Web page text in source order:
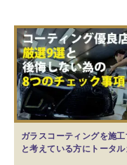
ガラスコーティングを施
と考えている方にトータ